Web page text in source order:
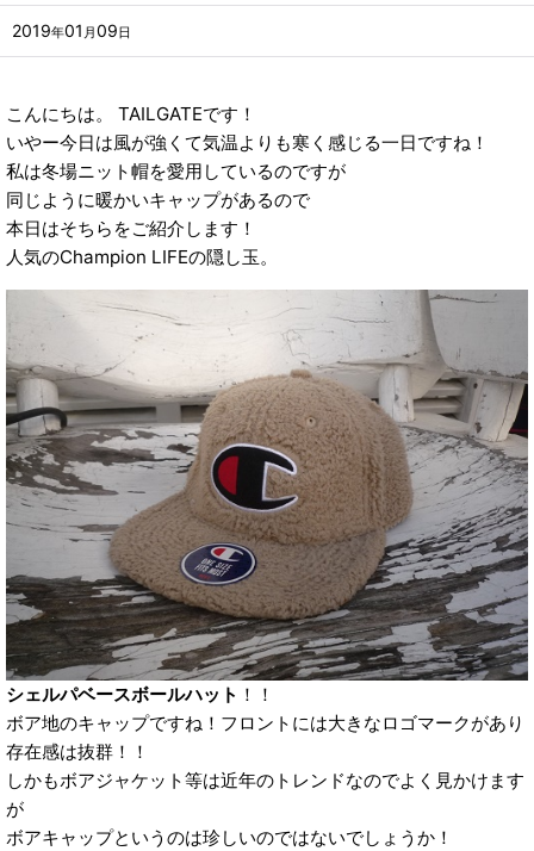
2019年01 月 09 日
こんにちは。 TAILGATEです！
いやー今日は風が強くて気温よりも寒く感じる一日ですね！
私は冬場ニット帽を愛用しているのですが
同じように暖かいキャップがあるので
本日はそちらをご紹介します！
人気のChampion LIFEの隠し玉。
シェルパベースボールハット ！！
ボア地のキャップですね！フロントには大きなロゴマークがあり
存在感は抜群！！
しかもボアジャケット等は近年のトレンドなのでよく見かけます
が
ボアキャップというのは珍しいのではないでしょうか！